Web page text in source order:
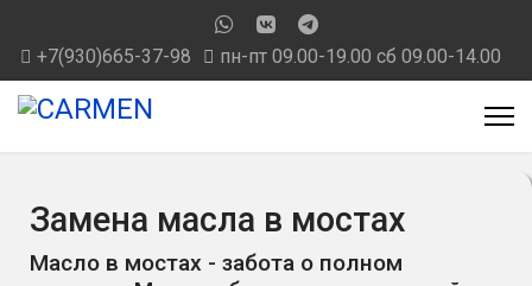
+7(930)665-37-98 пн-пт 09.00-19.00 сб 09.00-14.00
Замена масла в мостах
Масло в мостах - забота о полном